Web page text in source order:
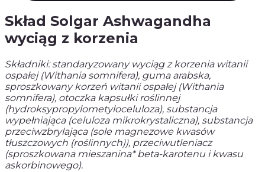
Skład Solgar Ashwagandha
wyciąg z korzenia
Składniki: standaryzowany wyciąg z korzenia witanii
ospałej (Withania somnifera), guma arabska,
sproszkowany korzeń witanii ospałej (Withania
somnifera), otoczka kapsułki roślinnej
(hydroksypropylometyloceluloza), substancja
wypełniająca (celuloza mikrokrystaliczna), substancja
przeciwzbrylająca (sole magnezowe kwasów
tłuszczowych (roślinnych)), przeciwutleniacz
(sproszkowana mieszanina* beta-karotenu i kwasu
askorbinowego).